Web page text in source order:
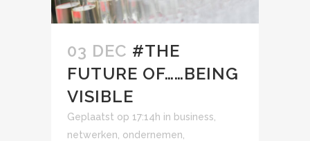
03 DEC #THE
FUTURE OF……BEING
VISIBLE
Geplaatst op 17:14h in business
netwerken ondernemen